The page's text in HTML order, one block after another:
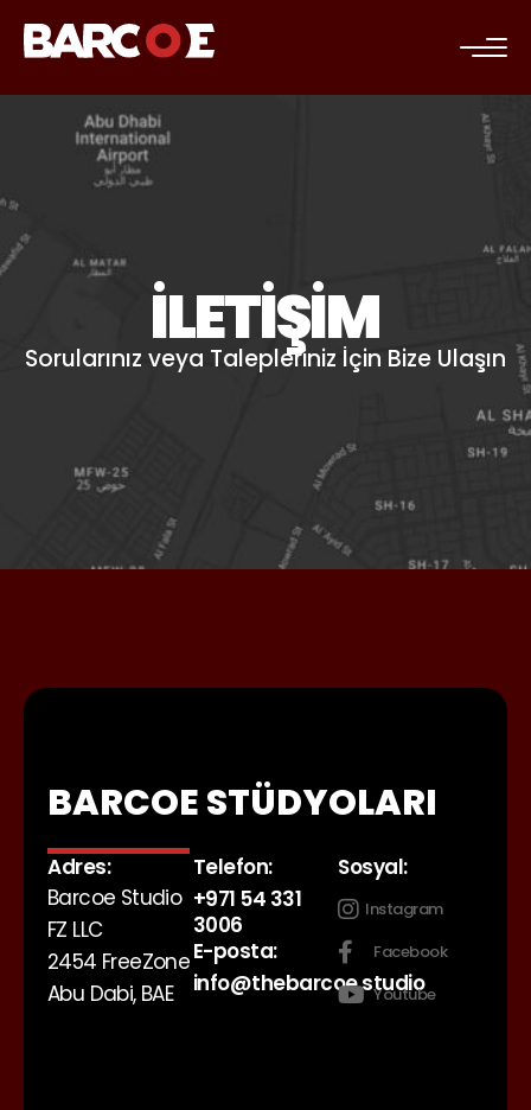
c
İLETIŞIM
Sorularınız veya Talepleriniz İçin Bize Ulaşın
BARCOE STÜDYOLARI
Adres:
Barcoe Studio
FZ LLC
2454 FreeZone
Abu Dabi, BAE
Telefon:
+971 54 331
3006
E-posta:
info@thebarcoe.studio
Sosyal:
Instagram
Facebook
Youtube